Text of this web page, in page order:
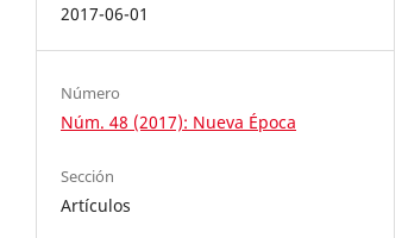
2017-06-01
Número
Núm. 48 (2017): Nueva Época
Sección
Artículos